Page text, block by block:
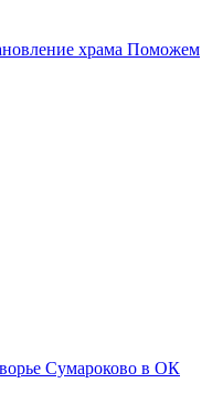
Поможем